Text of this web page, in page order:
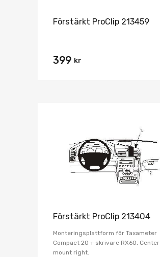
Förstärkt ProClip 213459
399 kr
Förstärkt ProClip 213404
Monteringsplattform för Taxameter
Compact 20 + skrivare RX60, Center
mount right.